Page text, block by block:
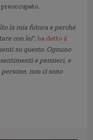
la mia futura e perché
con lei“,ha detto il
su questo. Ognuno
e pensieri, e
non ci sono